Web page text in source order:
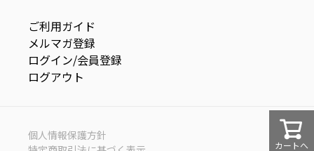
カートへ
ご利用ガイド
メルマガ登録
ログイン/会員登録
ログアウト
個人情報保護方針